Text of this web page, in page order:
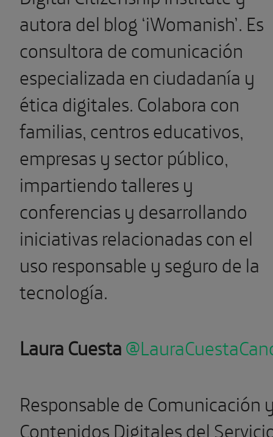
autora del blog ‘iWomanish’. Es
consultora de comunicación
especializada en ciudadanía y
ética digitales. Colabora con
familias, centros educativos,
empresas y sector público,
impartiendo talleres y
conferencias y desarrollando
iniciativas relacionadas con el
uso responsable y seguro de la
tecnología.
Laura Cuesta
Responsable de Comunicación
Contenidos Digitales del